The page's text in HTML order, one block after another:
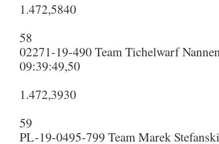
1.472,5840
58
02271-19-490 Team Tichelwarf
09:39:49,50
1.472,3930
59
PL-19-0495-799 Team Marek Stefanski